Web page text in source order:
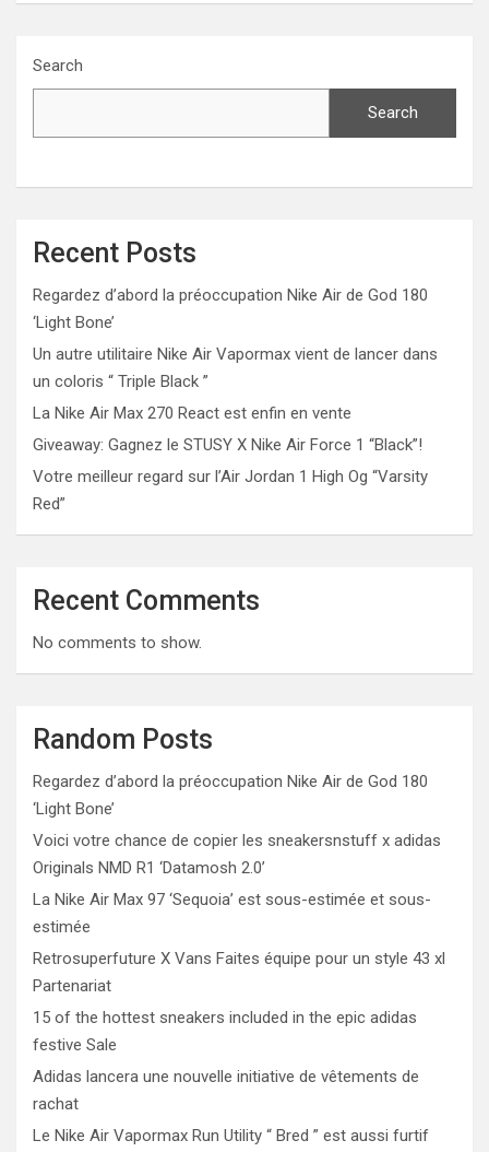
Search
Search
Recent Posts
Regardez d’abord la préoccupation Nike Air de God 180
‘Light Bone’
Un autre utilitaire Nike Air Vapormax vient de lancer dans
un coloris “ Triple Black ”
La Nike Air Max 270 React est enfin en vente
Giveaway: Gagnez le STUSY X Nike Air Force 1 “Black”!
Votre meilleur regard sur l’Air Jordan 1 High Og “Varsity
Red”
Recent Comments
No comments to show.
Random Posts
Regardez d’abord la préoccupation Nike Air de God 180
‘Light Bone’
Voici votre chance de copier les sneakersnstuff x adidas
Originals NMD R1 ‘Datamosh 2.0’
La Nike Air Max 97 ‘Sequoia’ est sous-estimée et sous-
estimée
Retrosuperfuture X Vans Faites équipe pour un style 43 xl
Partenariat
15 of the hottest sneakers included in the epic adidas
festive Sale
Adidas lancera une nouvelle initiative de vêtements de
rachat
Le Nike Air Vapormax Run Utility “ Bred ” est aussi furtif